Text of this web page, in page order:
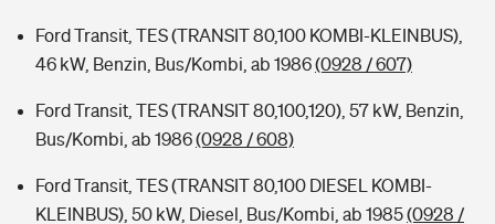
Ford Transit, TES (TRANSIT 80,100 KOMBI-KLEINBUS),
46 kW, Benzin, Bus/Kombi, ab 1986(0928 / 607)
Ford Transit, TES (TRANSIT 80,100,120), 57 kW, Benzin,
Bus/Kombi, ab 1986(0928 / 608)
Ford Transit, TES (TRANSIT 80,100 DIESEL KOMBI-
KLEINBUS), 50 kW, Diesel, Bus/Kombi, ab 1985(0928 /